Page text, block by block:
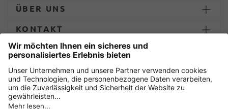
ÜBER UNS
KONTAKT
ZAHLUNG UND LIEFERUNG
Sicher einkaufen mit